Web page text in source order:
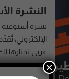
النشرة
نشرة
عربي نختارها
×